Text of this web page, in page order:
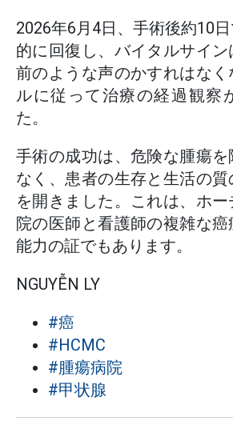
2026年6月4日、手術後約10
的に回復し、バイタルサイ
前のような声のかすれはなく
ルに従って治療の経過観察
た。
手術の成功は、危険な腫瘍
なく、患者の生存と生活の
を開きました。これは、ホ
院の医師と看護師の複雑な
能力の証でもあります。
NGUYỄN LY
#癌
#HCMC
#腫瘍病院
#甲状腺